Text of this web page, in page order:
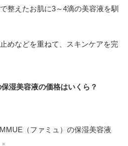
整えたお肌に3～4滴の美容液を馴
めなどを重ねて、スキンケアを完
湿美容液の価格はいくら？
（ファミュ）の保湿美容液